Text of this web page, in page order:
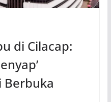
di Cilacap:
Berbuka